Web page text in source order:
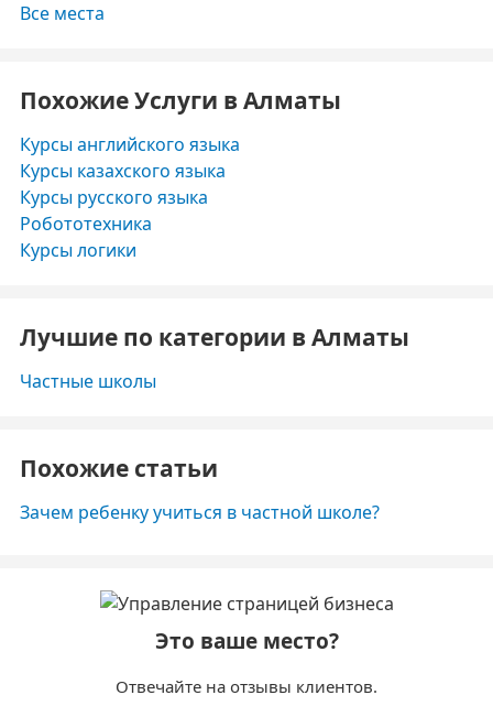
Все места
Похожие Услуги в Алматы
Курсы английского языка
Курсы казахского языка
Курсы русского языка
Робототехника
Курсы логики
Лучшие по категории в Алматы
Частные школы
Похожие статьи
Зачем ребенку учиться в частной школе?
Это ваше место?
Отвечайте на отзывы клиентов.